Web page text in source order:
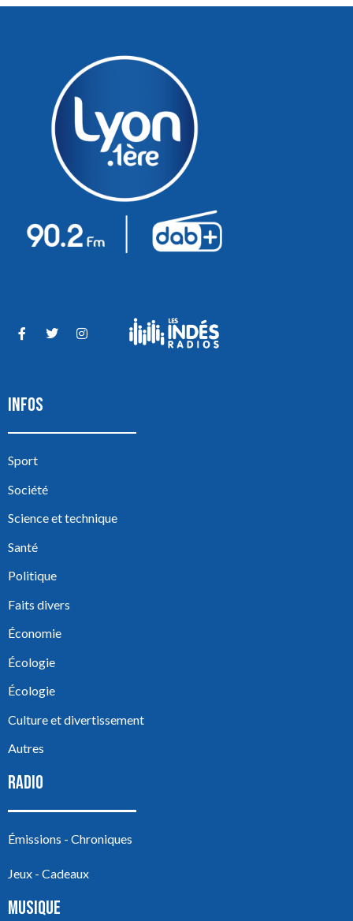
INFOS
Sport
Société
Science et technique
Santé
Politique
Faits divers
Économie
Écologie
Écologie
Culture et divertissement
Autres
RADIO
Émissions - Chroniques
Jeux - Cadeaux
MUSIQUE